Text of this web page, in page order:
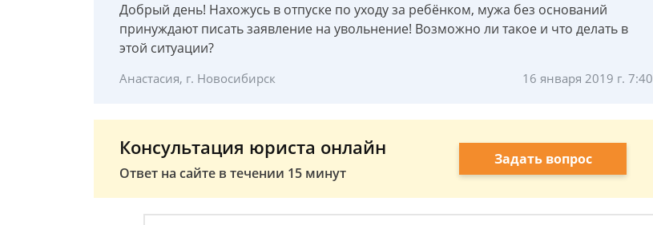
Добрый день! Нахожусь в отпуске по уходу за ребёнком, мужа без оснований
принуждают писать заявление на увольнение! Возможно ли такое и что делать в
этой ситуации?
Анастасия, г. Новосибирск 16 января 2019 г. 7:40
Консультация юриста онлайн
Ответ на сайте в течении 15 минут
Задать вопрос